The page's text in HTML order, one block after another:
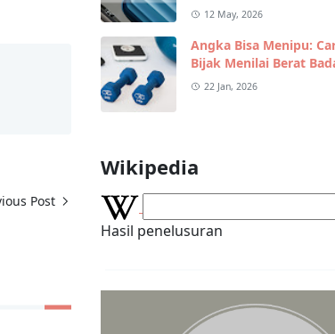
Post
12 May, 2026
Angka Bisa Menipu:
Bijak Menilai Berat
22 Jan, 2026
Wikipedia
Hasil penelusuran